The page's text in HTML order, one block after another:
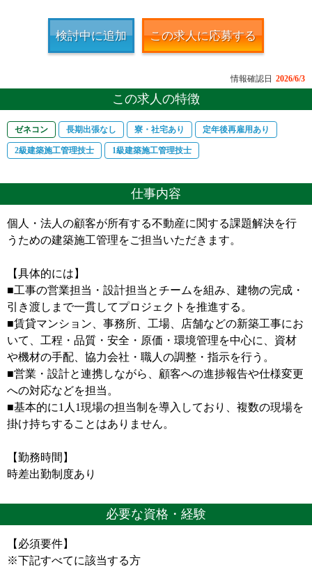
検討中に追加 この求人に応募する
情報確認日 2026/6/3
この求人の特徴
ゼネコン 長期出張なし 寮・社宅あり 定年後再雇用あり
2級建築施工管理技士 1級建築施工管理技士
仕事内容
個人・法人の顧客が所有する不動産に関する課題解決を行
うための建築施工管理をご担当いただきます。
【具体的には】
■工事の営業担当・設計担当とチームを組み、建物の完成・
引き渡しまで一貫してプロジェクトを推進する。
■賃貸マンション、事務所、工場、店舗などの新築工事にお
いて、工程・品質・安全・原価・環境管理を中心に、資材
や機材の手配、協力会社・職人の調整・指示を行う。
■営業・設計と連携しながら、顧客への進捗報告や仕様変更
への対応などを担当。
■基本的に1人1現場の担当制を導入しており、複数の現場を
掛け持ちすることはありません。
【勤務時間】
時差出勤制度あり
必要な資格・経験
【必須要件】
※下記すべてに該当する方